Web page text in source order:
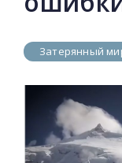
Затерянный